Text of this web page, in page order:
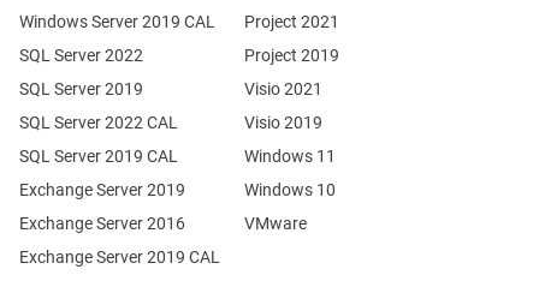
Exchange Server 2019
Exchange Server 2016
SQL Server 2022
SQL Server 2019
Windows Server 2019 CAL
SQL Server 2022 CAL
SQL Server 2019 CAL
Exchange Server 2019 CAL
Project 2021
Project 2019
Visio 2021
Visio 2019
Windows 11
Windows 10
VMware